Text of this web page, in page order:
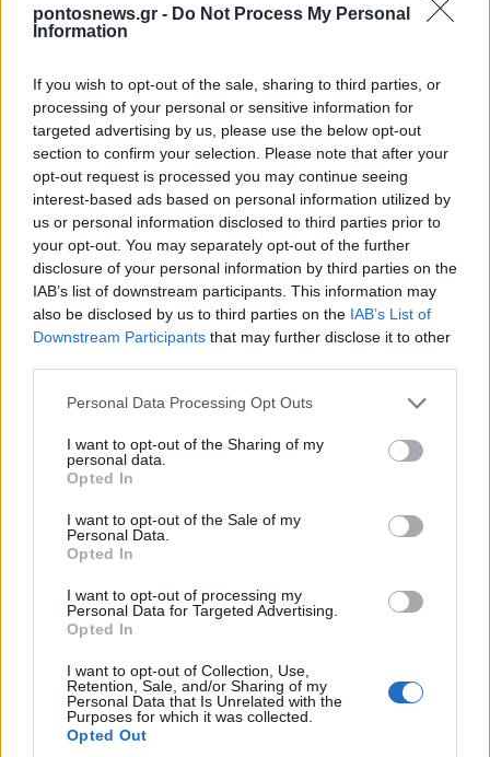
pontosnews.gr - Do Not Process My Personal
Information
If you wish to opt-out of the sale, sharing to third parties, or
processing of your personal or sensitive information for
targeted advertising by us, please use the below opt-out
section to confirm your selection. Please note that after your
opt-out request is processed you may continue seeing
interest-based ads based on personal information utilized by
us or personal information disclosed to third parties prior to
your opt-out. You may separately opt-out of the further
disclosure of your personal information by third parties on the
IAB’s list of downstream participants. This information may
also be disclosed by us to third parties on the IAB’s List of
Downstream Participants that may further disclose it to other
Please note that this website/app uses one or more Google
not limited to your visit or usage behaviour. You may click to
grant or deny consent to Google and its third-party tags to
use your data for below specified purposes in below Google
consent section.
Personal Data Processing Opt Outs
I want to opt-out of the Sharing of my
personal data.
Opted In
I want to opt-out of the Sale of my
Personal Data.
Opted In
I want to opt-out of processing my
Personal Data for Targeted Advertising.
Opted In
I want to opt-out of Collection, Use,
Retention, Sale, and/or Sharing of my
Personal Data that Is Unrelated with the
Purposes for which it was collected.
Opted Out
ΚΟΣΜΟΣ
Ο πόλεμος ΗΠΑ-Ιράν πιέζει τα αποθέματα των
PAC-3 – Νέα έκκληση Ζελένσκι μετά τη νυχτερινή
επίθεση με 17 νεκρούς
5/08/2026 - 12:55μμ
Συναγερμός στη Λειψία: Drone κοντά σε
ουκρανικό αεροσκάφος – Έκτακτη προσγείωση